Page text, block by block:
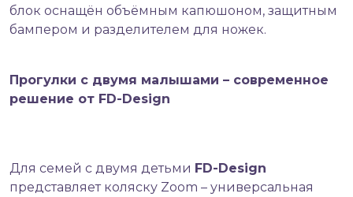
блок оснащён объёмным капюшоном, защитным
бампером и разделителем для ножек.
Прогулки с двумя малышами – современное
решение от FD-Design
Для семей с двумя детьми FD-Design
представляет коляску Zoom – универсальная